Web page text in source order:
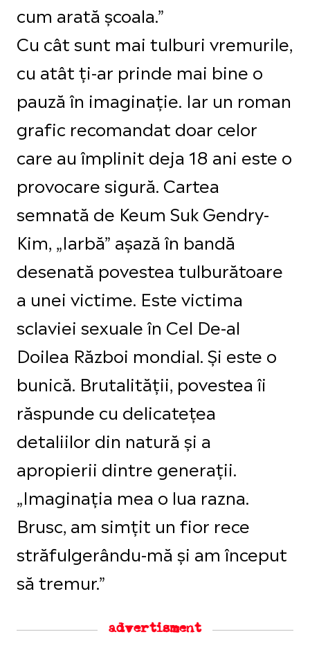
cum arată școala.”
Cu cât sunt mai tulburi vremurile,
cu atât ți-ar prinde mai bine o
pauză în imaginație. Iar un roman
grafic recomandat doar celor
care au împlinit deja 18 ani este o
provocare sigură. Cartea
semnată de Keum Suk Gendry-
Kim, „Iarbă” așază în bandă
desenată povestea tulburătoare
a unei victime. Este victima
sclaviei sexuale în Cel De-al
Doilea Război mondial. Și este o
bunică. Brutalității, povestea îi
răspunde cu delicatețea
detaliilor din natură și a
apropierii dintre generații.
„Imaginația mea o lua razna.
Brusc, am simțit un fior rece
străfulgerându-mă și am început
să tremur.”
advertisment